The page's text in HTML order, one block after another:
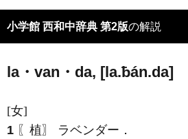
小学館 西和中辞典 第2版の解説
la・van・da, [la.ƀán.da]
[女]
1 〖植〗 ラベンダー．